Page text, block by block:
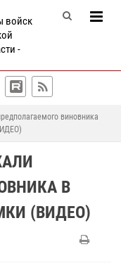
войск
-
виновника
В
(ВИДЕО)